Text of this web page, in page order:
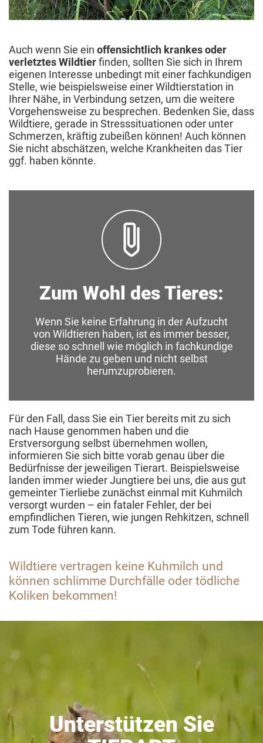
Auch wenn Sie ein offensichtlich krankes oder
verletztes Wildtierfinden, sollten Sie sich in Ihrem
eigenen Interesse unbedingt mit einer fachkundigen
Stelle, wie beispielsweise einer Wildtierstation in
Ihrer Nähe, in Verbindung setzen, um die weitere
Vorgehensweise zu besprechen. Bedenken Sie, dass
Wildtiere, gerade in Stresssituationen oder unter
Schmerzen, kräftig zubeißen können! Auch können
Sie nicht abschätzen, welche Krankheiten das Tier
ggf. haben könnte.
Zum Wohl des Tieres:
Wenn Sie keine Erfahrung in der Aufzucht
von Wildtieren haben, ist es immer besser,
diese so schnell wie möglich in fachkundige
Hände zu geben und nicht selbst
herumzuprobieren.
Für den Fall, dass Sie ein Tier bereits mit zu sich
nach Hause genommen haben und die
Erstversorgung selbst übernehmen wollen,
informieren Sie sich bitte vorab genau über die
Bedürfnisse der jeweiligen Tierart. Beispielsweise
landen immer wieder Jungtiere bei uns, die aus gut
gemeinter Tierliebe zunächst einmal mit Kuhmilch
versorgt wurden – ein fataler Fehler, der bei
empfindlichen Tieren, wie jungen Rehkitzen, schnell
zum Tode führen kann.
Wildtiere vertragen keine Kuhmilch und
können schlimme Durchfälle oder tödliche
Koliken bekommen!
Unterstützen Sie